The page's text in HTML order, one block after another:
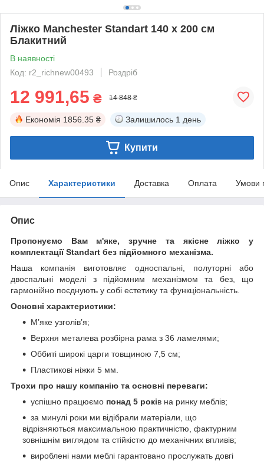
Ліжко Manchester Standart 140 х 200 см
Блакитний
В наявності
Код: r2_richnew00493
Роздріб
12 991,65 ₴ 14 848 ₴
Економія 1856.35 ₴ Залишилось 1 день
Купити
Опис Характеристики Доставка Оплата Умови
Опис
Пропонуємо Вам м'яке, зручне та якiсне ліжко у
комплектації Standart без підйомного механізма.
Наша компанія виготовляє односпальні, полуторні або
двоспальні моделі з підйомним механізмом та без, що
гармонійно поєднують у собі естетику та функціональність.
Основні характеристики:
М’яке узголів’я;
Верхня металева розбірна рама з 36 ламелями;
Оббиті широкі царги товщиною 7,5 см;
Пластикові ніжки 5 мм.
Трохи про нашу компанію та основні переваги:
успішно працюємо понад 5 років на ринку меблів;
за минулі роки ми відібрали матеріали, що
відрізняються максимальною практичністю, фактурним
зовнішнім виглядом та стійкістю до механічних впливів;
вироблені нами меблі гарантовано прослужать довгі